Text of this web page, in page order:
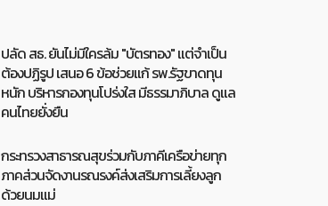
ปลัด สธ. ยันไม่มีใครล้ม "บัตรทอง" แต่จำเป็น
ต้องปฏิรูป เสนอ 6 ข้อช่วยแก้ รพ.รัฐขาดทุน
หนัก บริหารกองทุนโปร่งใส มีธรรมาภิบาล ดูแล
คนไทยยั่งยืน
กระทรวงสาธารณสุขร่วมกับภาคีเครือข่ายทุก
ภาคส่วนจัดงานรณรงค์ส่งเสริมการเลี้ยงลูก
ด้วยนมแม่